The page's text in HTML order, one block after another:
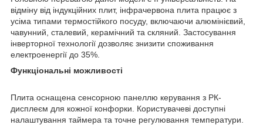
відміну від індукційних плит, інфрачервона плита працює з
усіма типами термостійкого посуду, включаючи алюмінієвий,
чавунний, сталевий, керамічний та скляний. Застосування
інверторної технології дозволяє знизити споживання
електроенергії до 35%.
Функціональні можливості
Плита оснащена сенсорною панеллю керування з РК-
дисплеєм для кожної конфорки. Користувачеві доступні
налаштування таймера та точне регулювання температури.